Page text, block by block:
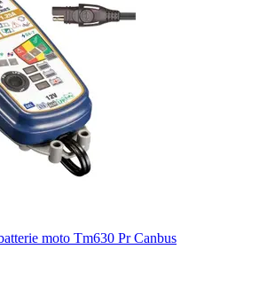
moto Tm630 Pr Canbus